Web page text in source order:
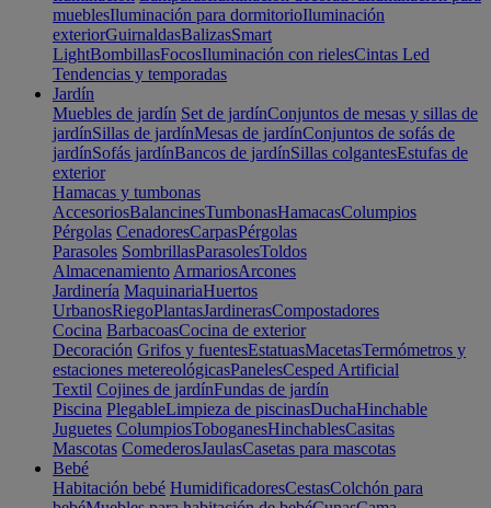
mueblesIluminación para dormitorioIluminación
exteriorGuirnaldasBalizasSmart
LightBombillasFocosIluminación con rielesCintas Led
Tendencias y temporadas
Jardín
Muebles de jardín Set de jardínConjuntos de mesas y sillas de
jardínSillas de jardínMesas de jardínConjuntos de sofás de
jardínSofás jardínBancos de jardínSillas colgantesEstufas de
exterior
Hamacas y tumbonas
AccesoriosBalancinesTumbonasHamacasColumpios
Pérgolas CenadoresCarpasPérgolas
Parasoles SombrillasParasolesToldos
Almacenamiento ArmariosArcones
Jardinería MaquinariaHuertos
UrbanosRiegoPlantasJardinerasCompostadores
Cocina BarbacoasCocina de exterior
Decoración Grifos y fuentesEstatuasMacetasTermómetros y
estaciones metereológicasPanelesCesped Artificial
Textil Cojines de jardínFundas de jardín
Piscina PlegableLimpieza de piscinasDuchaHinchable
Juguetes ColumpiosToboganesHinchablesCasitas
Mascotas ComederosJaulasCasetas para mascotas
Bebé
Habitación bebé HumidificadoresCestasColchón para